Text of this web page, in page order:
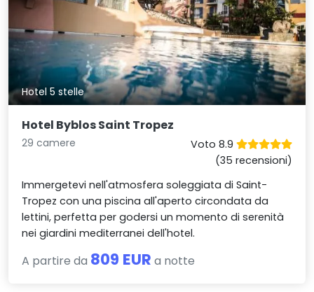
Hotel 5 stelle
Hotel Byblos Saint Tropez
29 camere
Voto 8.9
(35 recensioni)
Immergetevi nell'atmosfera soleggiata di Saint-
Tropez con una piscina all'aperto circondata da
lettini, perfetta per godersi un momento di serenità
nei giardini mediterranei dell'hotel.
A partire da 809 EUR a notte